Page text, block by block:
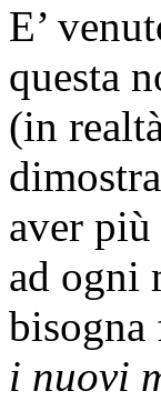
E’
questa
(in
aver
ad ogni
i nuovi